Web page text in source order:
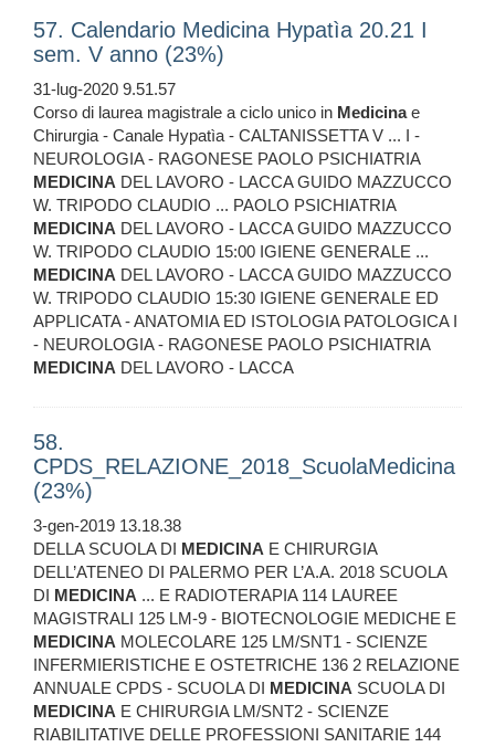
57. Calendario Medicina Hypatìa 20.21 I
sem. V anno (23%)
31-lug-2020 9.51.57
Corso di laurea magistrale a ciclo unico in Medicinae
Chirurgia - Canale Hypatìa - CALTANISSETTA V ... I -
NEUROLOGIA - RAGONESE PAOLO PSICHIATRIA
MEDICINA DEL LAVORO - LACCA GUIDO MAZZUCCO
W. TRIPODO CLAUDIO ... PAOLO PSICHIATRIA
MEDICINA DEL LAVORO - LACCA GUIDO MAZZUCCO
W. TRIPODO CLAUDIO 15:00 IGIENE GENERALE ...
MEDICINA DEL LAVORO - LACCA GUIDO MAZZUCCO
W. TRIPODO CLAUDIO 15:30 IGIENE GENERALE ED
APPLICATA - ANATOMIA ED ISTOLOGIA PATOLOGICA I
- NEUROLOGIA - RAGONESE PAOLO PSICHIATRIA
MEDICINA DEL LAVORO - LACCA
58.
CPDS_RELAZIONE_2018_ScuolaMedicina
(23%)
3-gen-2019 13.18.38
DELLA SCUOLA DI MEDICINA E CHIRURGIA
DELL’ATENEO DI PALERMO PER L’A.A. 2018 SCUOLA
DI MEDICINA ... E RADIOTERAPIA 114 LAUREE
MAGISTRALI 125 LM-9 - BIOTECNOLOGIE MEDICHE E
MEDICINA MOLECOLARE 125 LM/SNT1 - SCIENZE
INFERMIERISTICHE E OSTETRICHE 136 2 RELAZIONE
ANNUALE CPDS - SCUOLA DI MEDICINA SCUOLA DI
MEDICINA E CHIRURGIA LM/SNT2 - SCIENZE
RIABILITATIVE DELLE PROFESSIONI SANITARIE 144